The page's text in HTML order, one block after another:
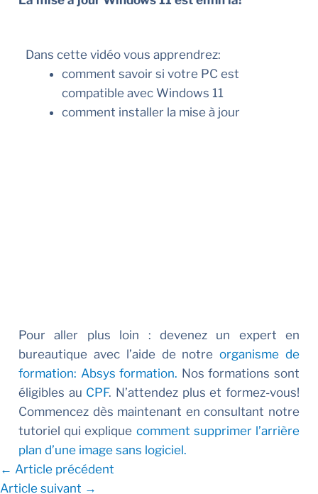
Dans cette vidéo vous apprendrez:
comment savoir si votre PC est
compatible avec Windows 11
comment installer la mise à jour
Pour aller plus loin : devenez un expert en
bureautique avec l’aide de notre organisme de
formation: Absys formation. Nos formations sont
éligibles au CPF. N’attendez plus et formez-vous!
Commencez dès maintenant en consultant notre
tutoriel qui explique comment supprimer l’arrière
plan d’une image sans logiciel.
← Article précédent
Article suivant →